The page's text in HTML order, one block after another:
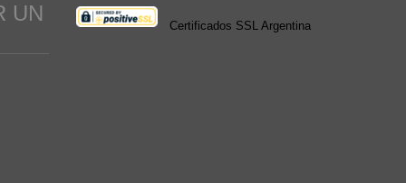
UN
Certificados SSL Argentina